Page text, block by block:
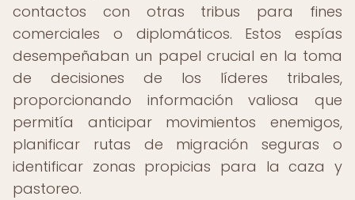
contactos con otras tribus para fines
comerciales o diplomáticos. Estos espías
desempeñaban un papel crucial en la toma
de decisiones de los líderes tribales,
proporcionando información valiosa que
permitía anticipar movimientos enemigos,
planificar rutas de migración seguras o
identificar zonas propicias para la caza y
pastoreo.